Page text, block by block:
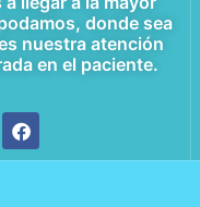
donde sea
nuestra atención
en el paciente.